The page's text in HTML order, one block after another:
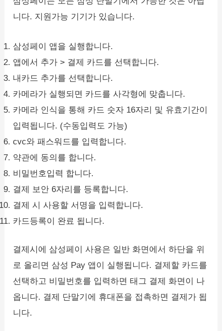
니다. 지원가능 기기가 있습니다.
삼성페이 앱을 실행합니다.
앱에서 추가 > 결제 카드를 선택합니다.
내카드 추가를 선택합니다.
카메라가 실행되면 카드를 사각형에 맞춥니다.
카메라 인식을 통해 카드 숫자 16자리 및 유효기간이
입력됩니다. (수동입력도 가능)
cvc와 패스워드를 입력합니다.
약관에 동의를 합니다.
비밀번호입력 합니다.
결제 보안 6자리를 등록합니다.
결제 시 사용할 서명을 입력합니다.
카드등록이 완료 됩니다.
결제시에 삼성페이 사용은 일반 화면에서 하단을 위
로 올리면 삼성 Pay 앱이 실행됩니다. 결제할 카드를
선택하고 비밀번호를 입력하면 태그 결제 화면이 나
옵니다. 결제 단말기에 휴대폰을 접촉하면 결제가 됩
니다.